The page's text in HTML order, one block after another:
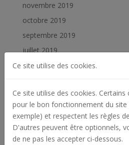
novembre 2019
octobre 2019
septembre 2019
juillet 2019
juin 2019
janvier 2019
Catégories
Actualités
Ce site utilise des cookies.
Ce site utilise des cookies.
pour le bon fonctionnement du
exemple) et respectent les règles
D'autres peuvent être optionnels,
de ne pas les accepter ci-dessous.